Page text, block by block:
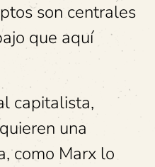
son centrales
que aquí
capitalista,
una
como Marx lo